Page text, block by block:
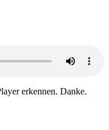
erkennen. Danke.